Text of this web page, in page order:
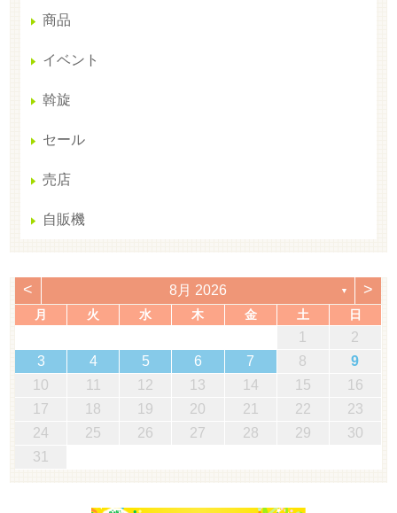
商品
イベント
斡旋
セール
売店
自販機
< 8月 2026 ▼ >
月 火 水 木 金 土 日
1
2
3
4 5 6 7 8
9
10
11 12 13 14 15
16
17
18 19 20 21 22
23
24
25 26 27 28 29
30
31